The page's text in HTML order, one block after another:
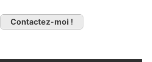
Contactez-moi !